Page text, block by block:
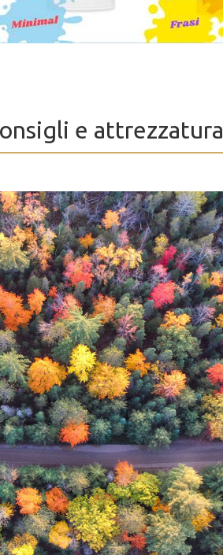
e attrezzatura